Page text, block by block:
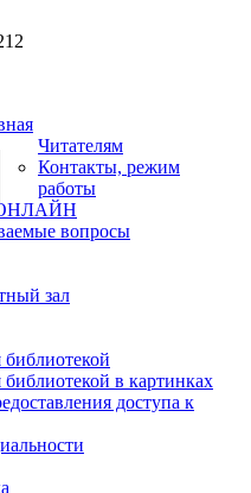
Читателям
Контакты, режим
работы
ОНЛАЙН
вопросы
зал
в картинках
доступа к